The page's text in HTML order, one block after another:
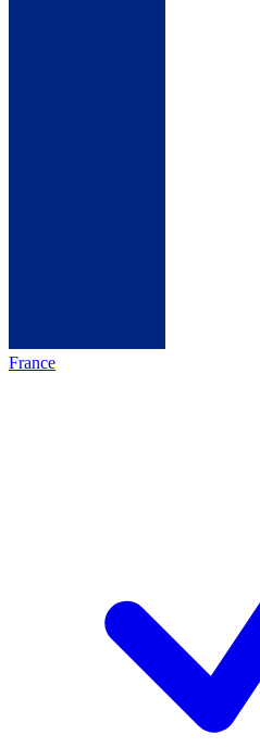
France